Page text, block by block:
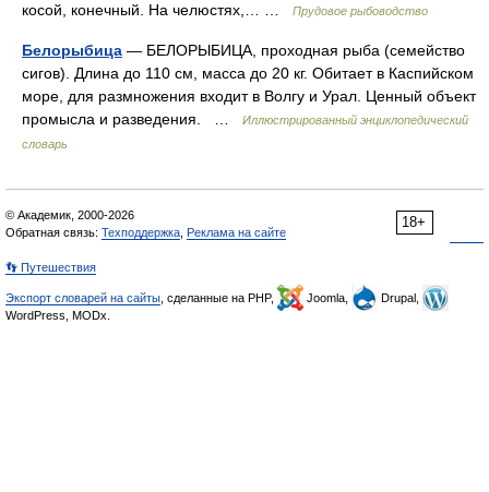
косой, конечный. На челюстях,… …
Прудовое рыбоводство
Белорыбица — БЕЛОРЫБИЦА, проходная рыба (семейство
сигов). Длина до 110 см, масса до 20 кг. Обитает в Каспийском
море, для размножения входит в Волгу и Урал. Ценный объект
промысла и разведения. …
Иллюстрированный энциклопедический
словарь
18+
© Академик, 2000-2026
Обратная связь: Техподдержка Реклама на сайте
👣 Путешествия
Экспорт словарей на сайты , сделанные на PHP, Joomla,
Drupal,
WordPress, MODx.